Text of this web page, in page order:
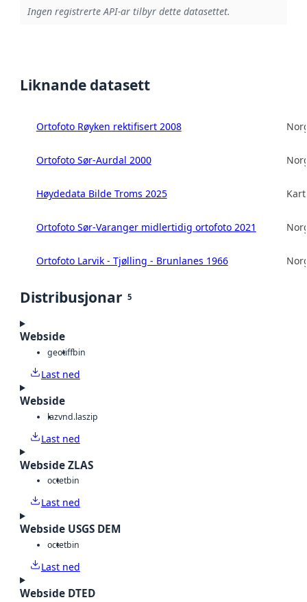
Ingen registrerte API-ar tilbyr dette datasettet.
Liknande datasett
Ortofoto Røyken rektifisert 2008
Ortofoto Sør-Aurdal 2000
Høydedata Bilde Troms 2025
Ortofoto Sør-Varanger midlertidig ortofoto 2021
Ortofoto Larvik - Tjølling - Brunlanes 1966
Distribusjonar 5
Webside
geotiffbin
Last ned
Webside
lazvnd.laszip
Last ned
Webside ZLAS
octetbin
Last ned
Webside USGS DEM
octetbin
Last ned
Webside DTED